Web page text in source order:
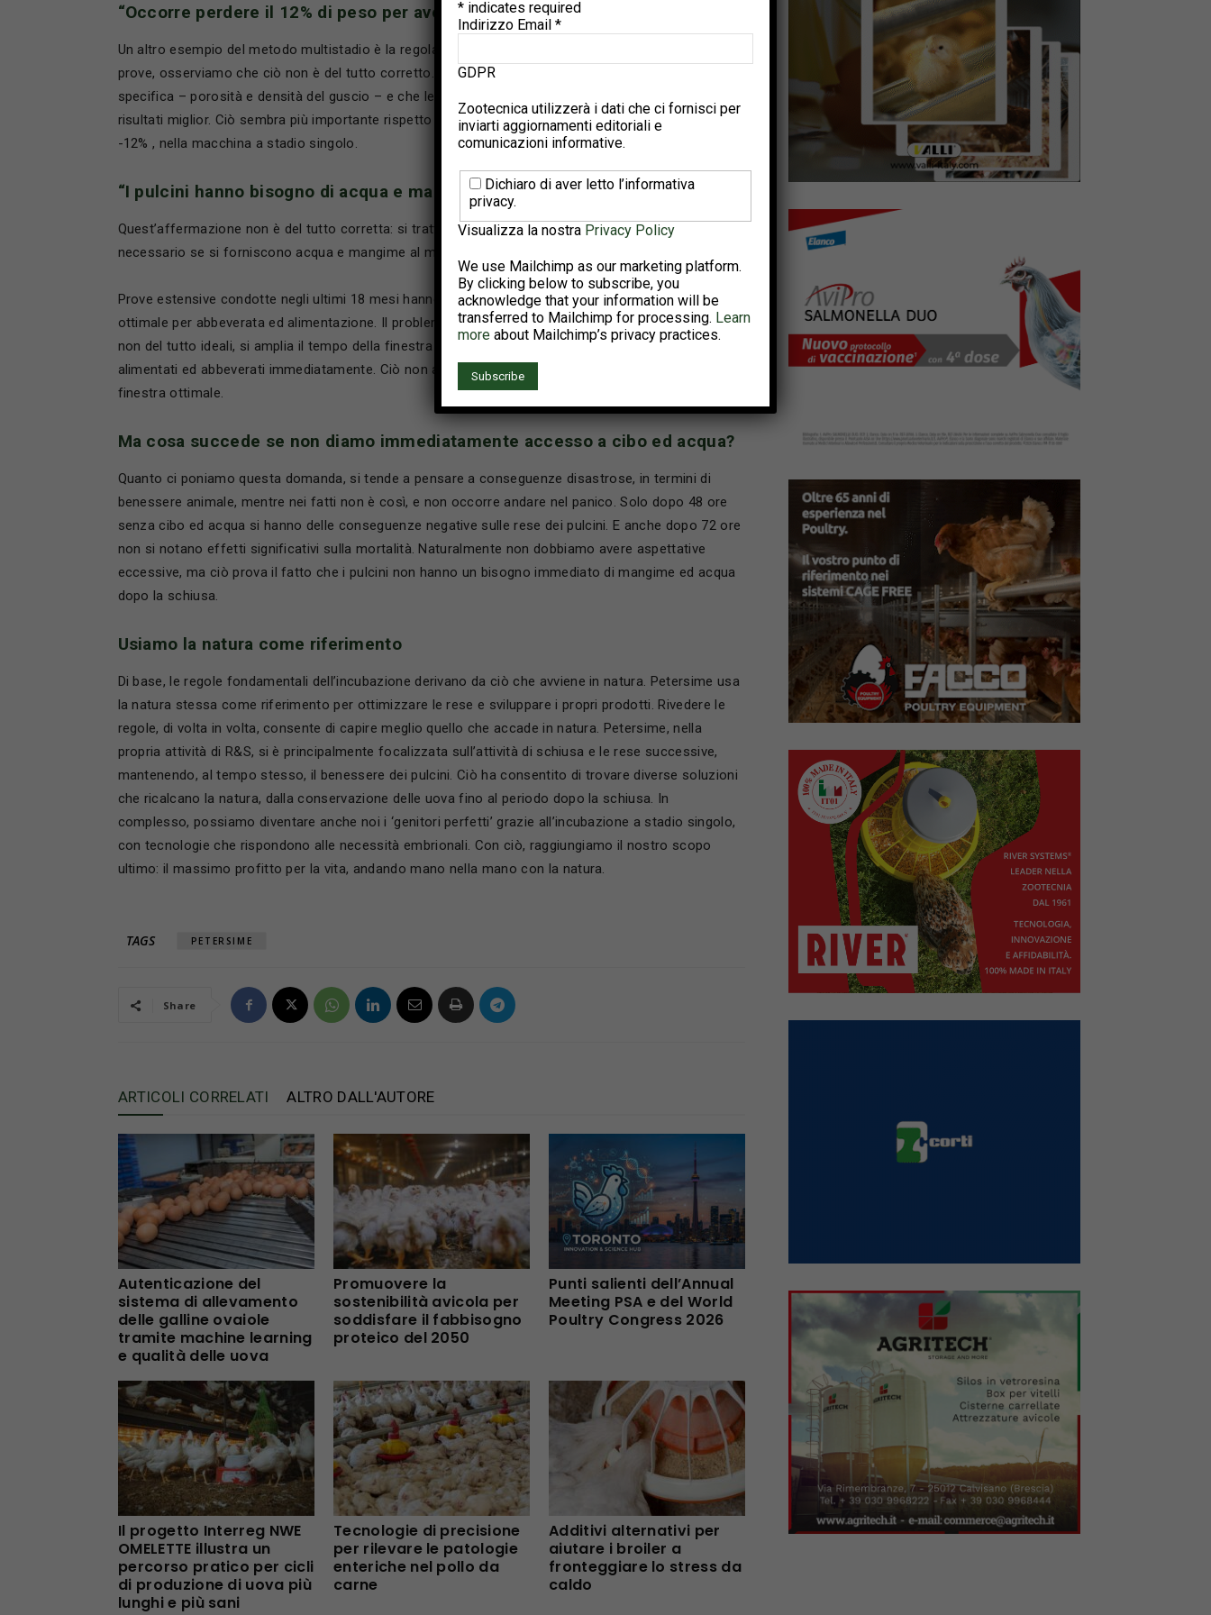
“Occorre perdere il 12% di peso per avere una buona schiusa”
Un altro esempio del metodo multistadio è la regola del 12%. Se guardiamo ai risultati delle nostre
prove, osserviamo che ciò non è del tutto corretto. Notiamo, invece, che è fondamentale la gravità
specifica – porosità e densità del guscio – e che le uova con una gravità perfetta presentano i
risultati miglior. Ciò sembra più importante rispetto alla perdita di peso perfetta, stimata tra il 10
-12% , nella macchina a stadio singolo.
“I pulcini hanno bisogno di acqua e mangime subito dopo la schiusa”
Quest’affermazione non è del tutto corretta: si tratta di tempistica. L’accesso immediato non è
necessario se si forniscono acqua e mangime al momento giusto.
Prove estensive condotte negli ultimi 18 mesi hanno chiaramente mostrato che esiste un momento
ottimale per abbeverata ed alimentazione. Il problema è questo: se avete condizioni di incubazione
non del tutto ideali, si amplia il tempo della finestra di schiusa. In tali circostanze, i pulcini vanno
alimentati ed abbeverati immediatamente. Ciò non avviene se invece la schiusa avviene con una
finestra ottimale.
Ma cosa succede se non diamo immediatamente accesso a cibo ed acqua?
Quanto ci poniamo questa domanda, si tende a pensare a conseguenze disastrose, in termini di
benessere animale, mentre nei fatti non è così, e non occorre andare nel panico. Solo dopo 48 ore
senza cibo ed acqua si hanno delle conseguenze negative sulle rese dei pulcini. E anche dopo 72 ore
non si notano effetti significativi sulla mortalità. Naturalmente non dobbiamo avere aspettative
eccessive, ma ciò prova il fatto che i pulcini non hanno un bisogno immediato di mangime ed acqua
dopo la schiusa.
Usiamo la natura come riferimento
Di base, le regole fondamentali dell’incubazione derivano da ciò che avviene in natura. Petersime usa
la natura stessa come riferimento per ottimizzare le rese e sviluppare i propri prodotti. Rivedere le
regole, di volta in volta, consente di capire meglio quello che accade in natura. Petersime, nella
propria attività di R&S, si è principalmente focalizzata sull’attività di schiusa e le rese successive,
mantenendo, al tempo stesso, il benessere dei pulcini. Ciò ha consentito di trovare diverse soluzioni
che ricalcano la natura, dalla conservazione delle uova fino al periodo dopo la schiusa. In
complesso, possiamo diventare anche noi i ‘genitori perfetti’ grazie all’incubazione a stadio singolo,
con tecnologie che rispondono alle necessità embrionali. Con ciò, raggiungiamo il nostro scopo
ultimo: il massimo profitto per la vita, andando mano nella mano con la natura.
TAGS PETERSIME
Share
ARTICOLI CORRELATI ALTRO DALL'AUTORE
Autenticazione del
sistema di allevamento
delle galline ovaiole
tramite machine learning
e qualità delle uova
Promuovere la
sostenibilità avicola per
soddisfare il fabbisogno
proteico del 2050
Punti salienti dell’Annual
Meeting PSA e del World
Poultry Congress 2026
Il progetto Interreg NWE
OMELETTE illustra un
percorso pratico per cicli
di produzione di uova più
lunghi e più sani
Tecnologie di precisione
per rilevare le patologie
enteriche nel pollo da
carne
Additivi alternativi per
aiutare i broiler a
fronteggiare lo stress da
caldo
* indicates required
Indirizzo Email *
GDPR
Zootecnica utilizzerà i dati che ci fornisci per
inviarti aggiornamenti editoriali e
comunicazioni informative.
Dichiaro di aver letto l’informativa
privacy.
Visualizza la nostra Privacy Policy
We use Mailchimp as our marketing platform.
By clicking below to subscribe, you
acknowledge that your information will be
transferred to Mailchimp for processing. Learn
more about Mailchimp’s privacy practices.